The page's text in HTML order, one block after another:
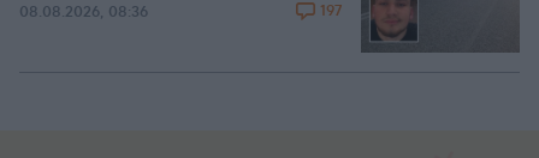
08.08.2026, 08:36 197